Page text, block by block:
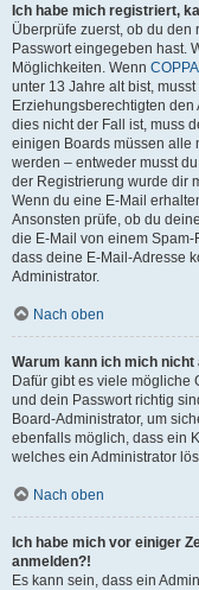
Ich habe mich registriert,
Überprüfe zuerst, ob du
Passwort eingegeben hast.
Möglichkeiten. Wenn COPPA
unter 13 Jahre alt bist,
Erziehungsberechtigten
dies nicht der Fall ist, muss
einigen Boards müssen alle
werden – entweder musst
der Registrierung wurde dir
Wenn du eine E-Mail
Ansonsten prüfe, ob du
die E-Mail von einem
dass deine E-Mail-Adresse
Administrator.
Nach oben
Warum kann ich mich nicht
Dafür gibt es viele mögliche
und dein Passwort richtig
Board-Administrator, um
ebenfalls möglich, dass ein
welches ein Administrator
Nach oben
Ich habe mich vor einiger
anmelden?!
Es kann sein, dass ein